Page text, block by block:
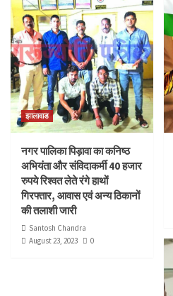
झालावाड
नगर पालिका पिड़ावा का कनिष्ठ
अभियंता और संविदाकर्मी 40 हजार
रुपये रिश्वत लेते रंगे हाथों
गिरफ्तार, आवास एवं अन्य ठिकानों
की तलाशी जारी
Santosh Chandra
August 23, 2023
0